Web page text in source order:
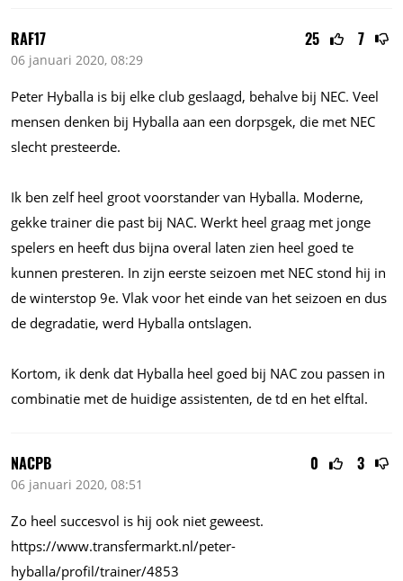
25 7
RAF17
06 januari 2020, 08:29
Peter Hyballa is bij elke club geslaagd, behalve bij NEC. Veel
mensen denken bij Hyballa aan een dorpsgek, die met NEC
slecht presteerde.
Ik ben zelf heel groot voorstander van Hyballa. Moderne,
gekke trainer die past bij NAC. Werkt heel graag met jonge
spelers en heeft dus bijna overal laten zien heel goed te
kunnen presteren. In zijn eerste seizoen met NEC stond hij in
de winterstop 9e. Vlak voor het einde van het seizoen en dus
de degradatie, werd Hyballa ontslagen.
Kortom, ik denk dat Hyballa heel goed bij NAC zou passen in
combinatie met de huidige assistenten, de td en het elftal.
0 3
NACPB
06 januari 2020, 08:51
Zo heel succesvol is hij ook niet geweest.
https://www.transfermarkt.nl/peter-
hyballa/profil/trainer/4853